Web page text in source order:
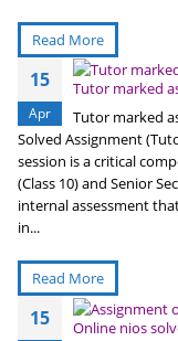
Read More
15
Apr
Tutor marked
Tutor marked
Solved Assignment
session is a critical
(Class 10) and Senior
internal assessment
in...
Read More
15
Online nios